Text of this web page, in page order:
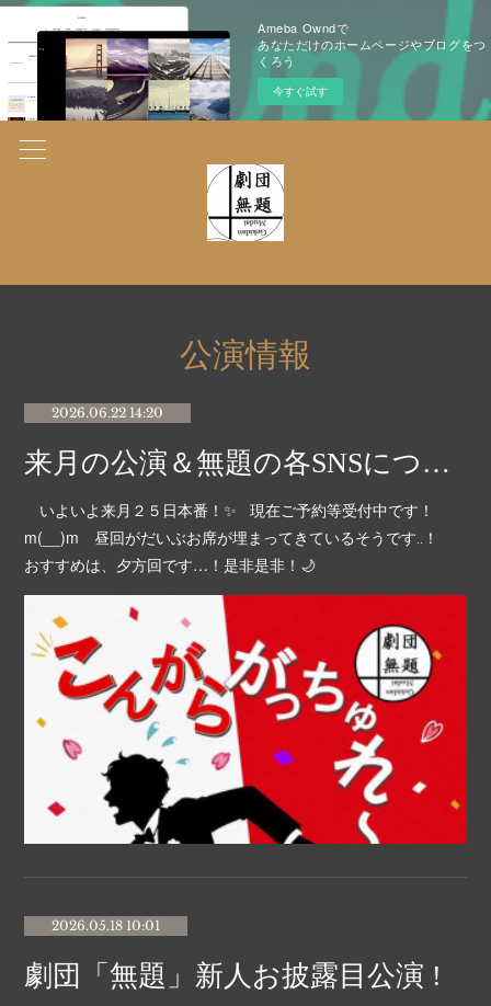
Ameba Owndで
あなただけのホームページやブログをつ
くろう
今すぐ試す
公演情報
2026.06.22 14:20
来月の公演＆無題の各SNSについて🌻
いよいよ来月２５日本番！✨ 現在ご予約等受付中です！
m(__)m 昼回がだいぶお席が埋まってきているそうです‥！
おすすめは、夕方回です…！是非是非！🌙
2026.05.18 10:01
劇団「無題」新人お披露目公演 !